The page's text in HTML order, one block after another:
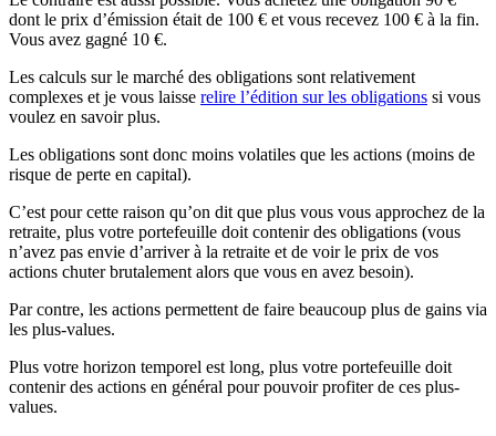
dont le prix d’émission était de 100 € et vous recevez 100 € à la fin.
Vous avez gagné 10 €.
Les calculs sur le marché des obligations sont relativement
complexes et je vous laisse relire l’édition sur les obligations si vous
voulez en savoir plus.
Les obligations sont donc moins volatiles que les actions (moins de
risque de perte en capital).
C’est pour cette raison qu’on dit que plus vous vous approchez de la
retraite, plus votre portefeuille doit contenir des obligations (vous
n’avez pas envie d’arriver à la retraite et de voir le prix de vos
actions chuter brutalement alors que vous en avez besoin).
Par contre, les actions permettent de faire beaucoup plus de gains via
les plus-values.
Plus votre horizon temporel est long, plus votre portefeuille doit
contenir des actions en général pour pouvoir profiter de ces plus-
values.